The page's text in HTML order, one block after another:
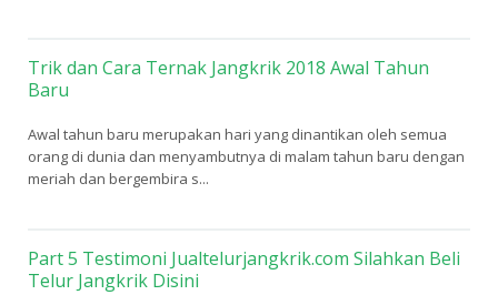
Trik dan Cara Ternak Jangkrik 2018 Awal Tahun
Baru
Awal tahun baru merupakan hari yang dinantikan oleh semua
orang di dunia dan menyambutnya di malam tahun baru dengan
meriah dan bergembira s...
Part 5 Testimoni Jualtelurjangkrik.com Silahkan Beli
Telur Jangkrik Disini